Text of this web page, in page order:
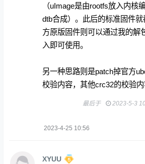
（uImage是由rootfs放入内核
dtb合成）。此后的标准固件
方原版固件则可以通过我的解
入即可使用。
另一种思路则是patch掉官方
校验内容，其他crc32的校验内
最后于 2023-5-3
2023-4-25 10:56
XYUU